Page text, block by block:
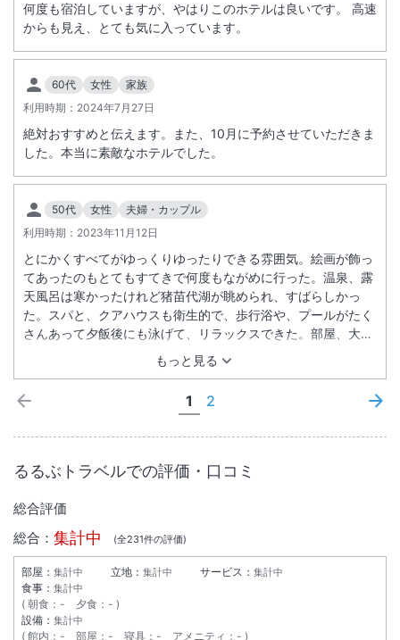
何度も宿泊していますが、やはりこのホテルは良いです。 高速
からも見え、とても気に入っています。
60代 女性
家族
利用時期： 2024年7月27日
絶対おすすめと伝えます。また、10月に予約させていただきま
した。本当に素敵なホテルでした。
50代 女性
夫婦・カップル
利用時期： 2023年11月12日
もっと見る
とにかくすべてがゆっくりゆったりできる雰囲気。絵画が飾っ
てあったのもとてもすてきで何度もながめに行った。温泉、露
天風呂は寒かったけれど猪苗代湖が眺められ、すばらしかっ
た。スパと、クアハウスも衛生的で、歩行浴や、プールがたく
さんあって夕飯後にも泳げて、リラックスできた。部屋、大浴
場、レストランなどどこもかしこもきれいでした。
1 2
るるぶトラベルでの評価・口コミ
総合評価
総合： 集計中 (全231件の評価)
部屋： 集計中 立地： 集計中 サービス： 集計中
食事： 集計中
朝食 ： - 夕食 ： -
設備： 集計中
館内 ： - 部屋 ： - 寝具 ： - アメニティ ： -